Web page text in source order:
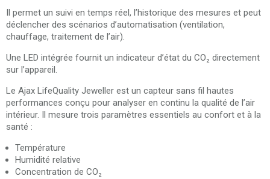
Il permet un suivi en temps réel, l’historique des mesures et peut
déclencher des scénarios d’automatisation (ventilation,
chauffage, traitement de l’air).
Une LED intégrée fournit un indicateur d’état du CO₂ directement
sur l’appareil.
Le Ajax LifeQuality Jeweller est un capteur sans fil hautes
performances conçu pour analyser en continu la qualité de l’air
intérieur. Il mesure trois paramètres essentiels au confort et à la
santé :
Température
Humidité relative
Concentration de CO₂